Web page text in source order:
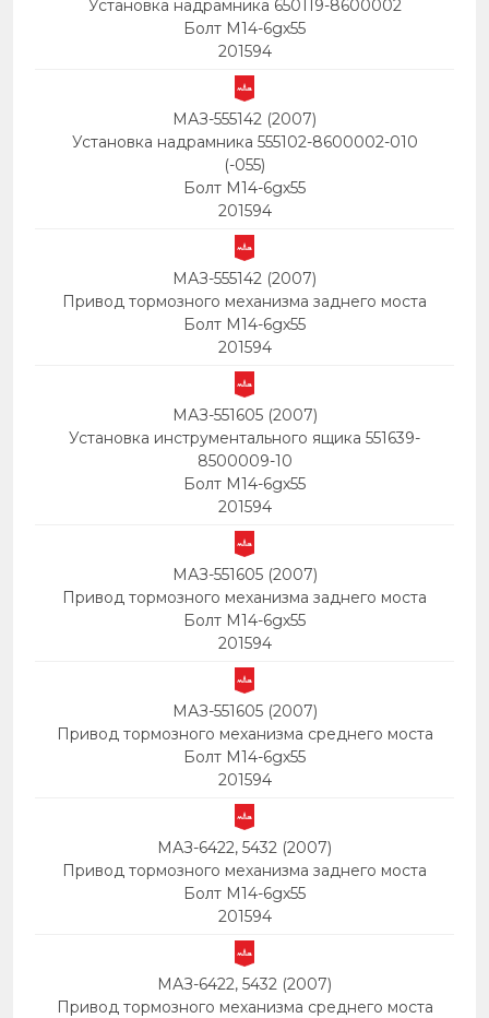
Установка надрамника 650119-8600002
Болт М14-6gх55
201594
МАЗ-555142 (2007)
Установка надрамника 555102-8600002-010
(-055)
Болт М14-6gх55
201594
МАЗ-555142 (2007)
Привод тормозного механизма заднего моста
Болт М14-6gх55
201594
МАЗ-551605 (2007)
Установка инструментального ящика 551639-
8500009-10
Болт М14-6gх55
201594
МАЗ-551605 (2007)
Привод тормозного механизма заднего моста
Болт М14-6gх55
201594
МАЗ-551605 (2007)
Привод тормозного механизма среднего моста
Болт М14-6gх55
201594
МАЗ-6422, 5432 (2007)
Привод тормозного механизма заднего моста
Болт М14-6gх55
201594
МАЗ-6422, 5432 (2007)
Привод тормозного механизма среднего моста